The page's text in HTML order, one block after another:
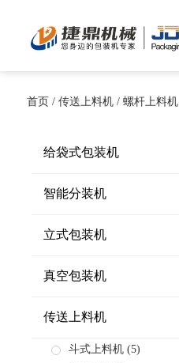
首页 / 传送上料机/ 螺杆上料机
给袋式包装机
智能分装机
立式包装机
真空包装机
传送上料机
斗式上料机(5)